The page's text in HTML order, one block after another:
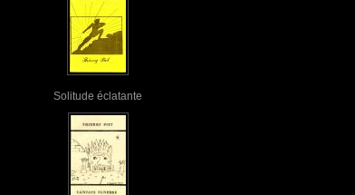
Solitude éclatante